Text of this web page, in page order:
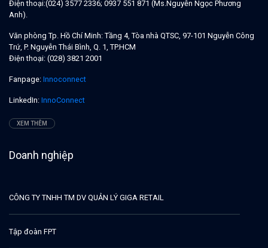
Điện thoại:(024) 3577 2336; 0937 551 871 (Ms.Nguyễn Ngọc Phương
Anh).
Văn phòng Tp. Hồ Chí Minh: Tầng 4, Tòa nhà QTSC, 97-101 Nguyễn Công
Trứ, P. Nguyễn Thái Bình, Q. 1, TP.HCM
Điện thoại: (028) 3821 2001
Fanpage: Innoconnect
LinkedIn: InnoConnect
XEM THÊM
Doanh nghiệp
CÔNG TY TNHH TM DV QUẢN LÝ GIGA RETAIL
Tập đoàn FPT